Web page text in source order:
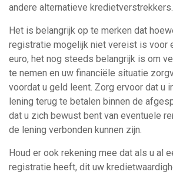
andere alternatieve kredietverstrekkers.
Het is belangrijk op te merken dat
registratie mogelijk niet vereist is voor
euro, het nog steeds belangrijk is om
te nemen en uw financiële situatie
voordat u geld leent. Zorg ervoor dat u
lening terug te betalen binnen de
dat u zich bewust bent van eventuele
de lening verbonden kunnen zijn.
Houd er ook rekening mee dat als u al
registratie heeft, dit uw